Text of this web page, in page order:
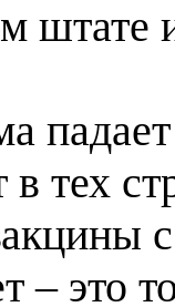
в тех
– это